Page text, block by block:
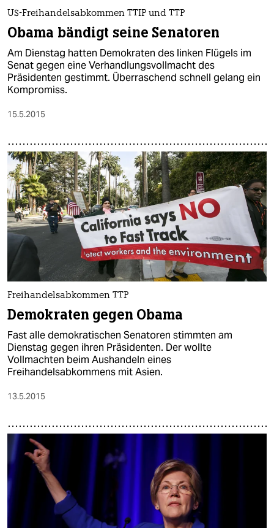
US-Freihandelsabkommen TTIP und TTP
Obama bändigt seine Senatoren
Am Dienstag hatten Demokraten des linken Flügels im
Senat gegen eine Verhandlungsvollmacht des
Präsidenten gestimmt. Überraschend schnell gelang ein
Kompromiss.
15.5.2015
Freihandelsabkommen TTP
Demokraten gegen Obama
Fast alle demokratischen Senatoren stimmten am
Dienstag gegen ihren Präsidenten. Der wollte
Vollmachten beim Aushandeln eines
Freihandelsabkommens mit Asien.
13.5.2015